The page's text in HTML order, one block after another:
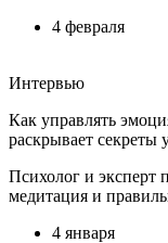
4 февраля
Интервью
Как управлять
раскрывает секреты
Психолог и
медитация и
4 января